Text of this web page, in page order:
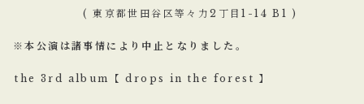
( 東京都世田谷区等々力2丁目1-14 B1 )
※本公演は諸事情により中止となりました。
⁡the 3rd album【 drops in the forest 】